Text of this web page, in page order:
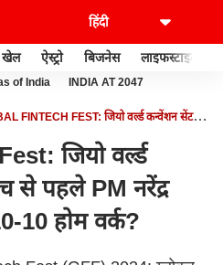
खेल ऐस्ट्रो बिजनेस लाइफस्टाइल
of India INDIA AT 2047
FINTECH FEST: जियो वर्ल्ड कन्वेंशन सेंटर में
जियो वर्ल्ड
से पहले PM नरेंद्र
10 होम वर्क?